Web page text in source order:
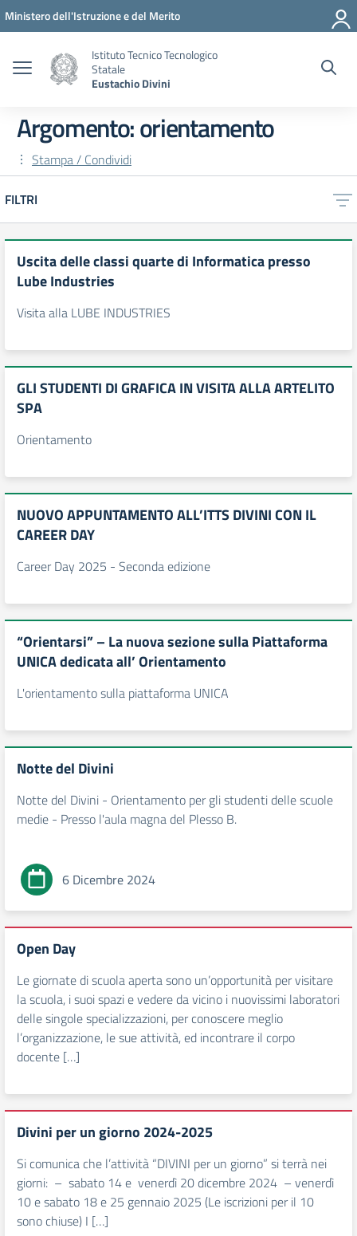
Vai ai contenuti
Vai al menu di navigazione
Vai al footer
Ministero dell'Istruzione e del Merito
Istituto Tecnico Tecnologico
Statale
Eustachio Divini
Argomento: orientamento
Stampa / Condividi
FILTRI
Uscita delle classi quarte di Informatica presso
Lube Industries
Visita alla LUBE INDUSTRIES
GLI STUDENTI DI GRAFICA IN VISITA ALLA ARTELITO
SPA
Orientamento
NUOVO APPUNTAMENTO ALL’ITTS DIVINI CON IL
CAREER DAY
Career Day 2025 - Seconda edizione
“Orientarsi” – La nuova sezione sulla Piattaforma
UNICA dedicata all’ Orientamento
L'orientamento sulla piattaforma UNICA
Notte del Divini
Notte del Divini - Orientamento per gli studenti delle scuole
medie - Presso l'aula magna del Plesso B.
6 Dicembre 2024
Open Day
Le giornate di scuola aperta sono un’opportunità per visitare
la scuola, i suoi spazi e vedere da vicino i nuovissimi laboratori
delle singole specializzazioni, per conoscere meglio
l’organizzazione, le sue attività, ed incontrare il corpo
docente […]
Divini per un giorno 2024-2025
Si comunica che l’attività “DIVINI per un giorno” si terrà nei
giorni: – sabato 14 e venerdì 20 dicembre 2024 – venerdì
10 e sabato 18 e 25 gennaio 2025 (Le iscrizioni per il 10
sono chiuse) I […]